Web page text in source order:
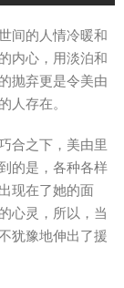
间的人情冷暖和
内心，用淡泊和
抛弃更是令美由
人存在。
合之下，美由里
的是，各种各样
现在了她的面
心灵，所以，当
犹豫地伸出了援